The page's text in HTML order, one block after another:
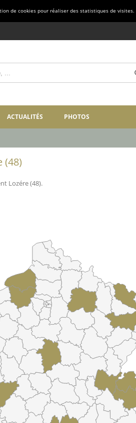
de cookies pour réaliser des statistiques de visites.
ACTUALITÉS PHOTOS
(48)
Lozére (48).